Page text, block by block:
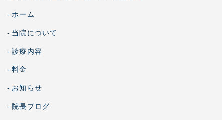
- ホーム
- 当院について
- 診療内容
- 料金
- お知らせ
- 院長ブログ